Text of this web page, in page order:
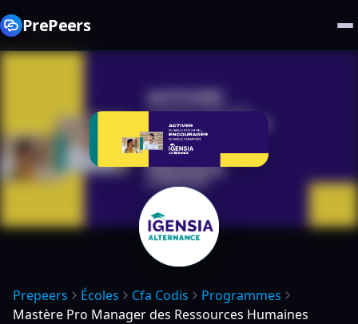
PrePeers
Prepeers Écoles Cfa Codis
Programmes
Mastère Pro Manager des Ressources Humaines